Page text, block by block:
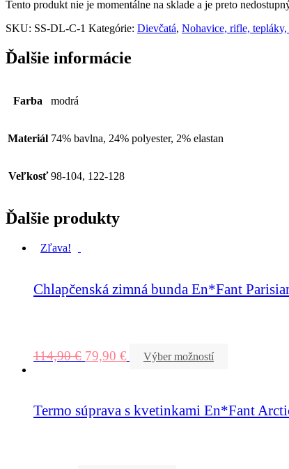
Tento produkt nie je momentálne na sklade a je preto
SKU: SS-DL-C-1 Kategórie: Dievčatá, Nohavice, rifle,
Ďalšie informácie
Farba modrá
Materiál 74% bavlna, 24% polyester, 2% elastan
Veľkosť 98-104, 122-128
Ďalšie produkty
Zľava!
Chlapčenská zimná bunda En*Fant
114,90€ 79,90 € Výber možností
Termo súprava s kvetinkami En*Fant